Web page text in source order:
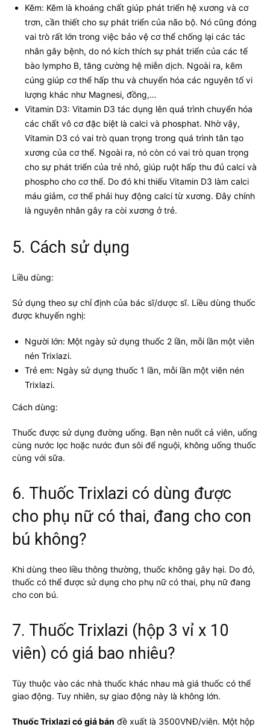
Kẽm: Kẽm là khoáng chất giúp phát triển hệ xương và cơ
trơn, cần thiết cho sự phát triển của não bộ. Nó cũng đóng
vai trò rất lớn trong việc bảo vệ cơ thể chống lại các tác
nhân gây bệnh, do nó kích thích sự phát triển của các tế
bào lympho B, tăng cường hệ miễn dịch. Ngoài ra, kẽm
cúng giúp cơ thể hấp thu và chuyển hóa các nguyên tố vi
lượng khác như Magnesi, đồng,…
Vitamin D3: Vitamin D3 tác dụng lên quá trình chuyển hóa
các chất vô cơ đặc biệt là calci và phosphat. Nhờ vậy,
Vitamin D3 có vai trò quan trọng trong quá trình tân tạo
xương của cơ thể. Ngoài ra, nó còn có vai trò quan trọng
cho sự phát triển của trẻ nhỏ, giúp ruột hấp thu đủ calci và
phospho cho cơ thể. Do đó khi thiếu Vitamin D3 làm calci
máu giảm, cơ thể phải huy động calci từ xương. Đây chính
là nguyên nhân gây ra còi xương ở trẻ.
5. Cách sử dụng
Liều dùng:
Sử dụng theo sự chỉ định của bác sĩ/dược sĩ. Liều dùng thuốc
được khuyến nghị:
Người lớn: Một ngày sử dụng thuốc 2 lần, mỗi lần một viên
nén Trixlazi.
Trẻ em: Ngày sử dụng thuốc 1 lần, mỗi lần một viên nén
Trixlazi.
Cách dùng:
Thuốc được sử dụng đường uống. Bạn nên nuốt cả viên, uống
cùng nước lọc hoặc nước đun sôi để nguội, không uống thuốc
cùng với sữa.
6. Thuốc Trixlazi có dùng được
cho phụ nữ có thai, đang cho con
bú không?
Khi dùng theo liều thông thường, thuốc không gây hại. Do đó,
thuốc có thể được sử dụng cho phụ nữ có thai, phụ nữ đang
cho con bú.
7. Thuốc Trixlazi (hộp 3 vỉ x 10
viên) có giá bao nhiêu?
Tùy thuộc vào các nhà thuốc khác nhau mà giá thuốc có thể
giao động. Tuy nhiên, sự giao động này là không lớn.
Thuốc Trixlazi có giá bán đề xuất là 3500VNĐ/viên. Một hộp